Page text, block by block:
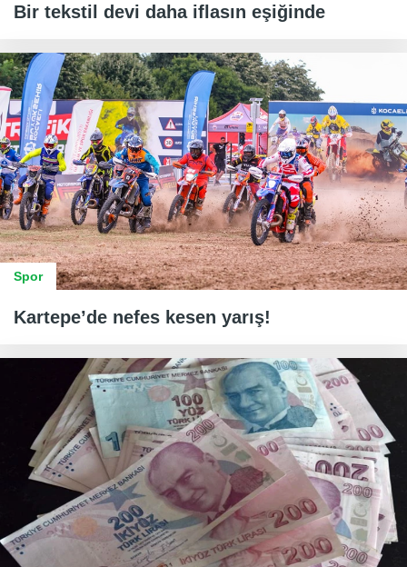
Bir tekstil devi daha iflasın eşiğinde
Spor
Kartepe’de nefes kesen yarış!